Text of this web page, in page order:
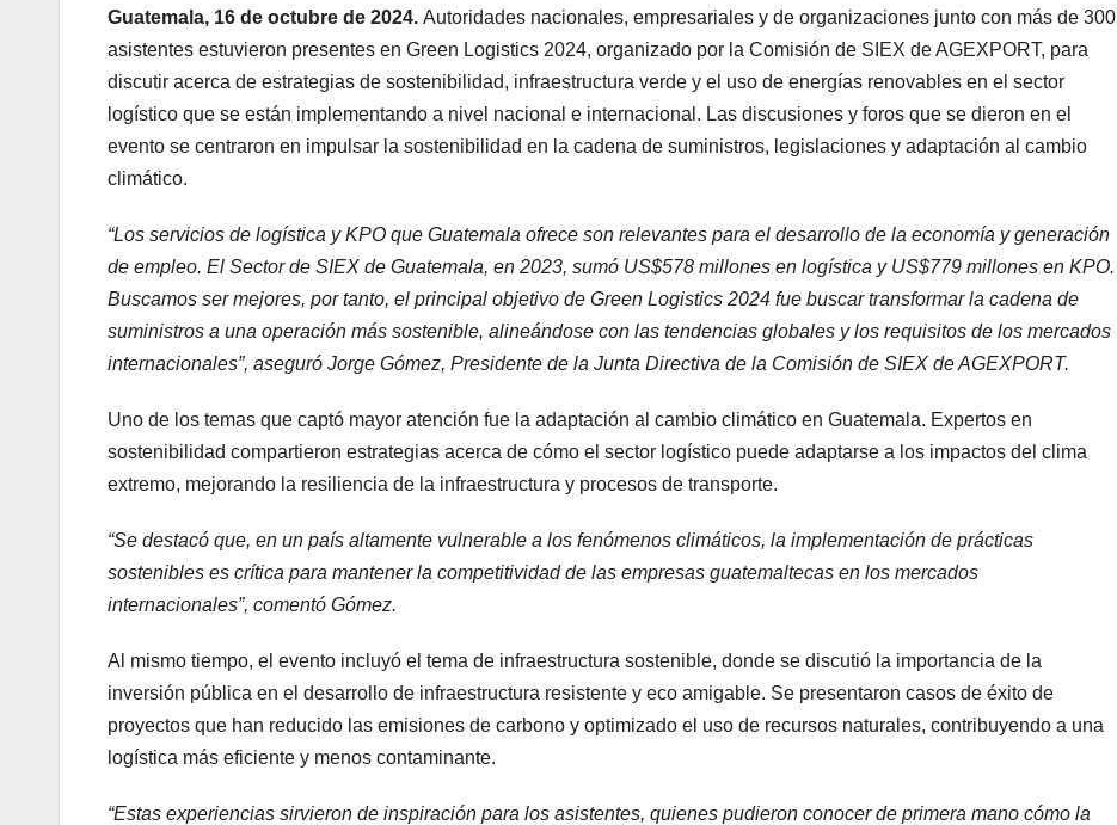
Guatemala, 16 de octubre de 2024. Autoridades nacionales, empresariales y de organizaciones junto con más de 300
asistentes estuvieron presentes en Green Logistics 2024, organizado por la Comisión de SIEX de AGEXPORT, para
discutir acerca de estrategias de sostenibilidad, infraestructura verde y el uso de energías renovables en el sector
logístico que se están implementando a nivel nacional e internacional. Las discusiones y foros que se dieron en el
evento se centraron en impulsar la sostenibilidad en la cadena de suministros, legislaciones y adaptación al cambio
climático.
“Los servicios de logística y KPO que Guatemala ofrece son relevantes para el desarrollo de la economía y generación
de empleo. El Sector de SIEX de Guatemala, en 2023, sumó US$578 millones en logística y US$779 millones en KPO.
Buscamos ser mejores, por tanto, el principal objetivo de Green Logistics 2024 fue buscar transformar la cadena de
suministros a una operación más sostenible, alineándose con las tendencias globales y los requisitos de los mercados
internacionales”, aseguró Jorge Gómez, Presidente de la Junta Directiva de la Comisión de SIEX de AGEXPORT.
Uno de los temas que captó mayor atención fue la adaptación al cambio climático en Guatemala. Expertos en
sostenibilidad compartieron estrategias acerca de cómo el sector logístico puede adaptarse a los impactos del clima
extremo, mejorando la resiliencia de la infraestructura y procesos de transporte.
“Se destacó que, en un país altamente vulnerable a los fenómenos climáticos, la implementación de prácticas
sostenibles es crítica para mantener la competitividad de las empresas guatemaltecas en los mercados
internacionales”, comentó Gómez.
Al mismo tiempo, el evento incluyó el tema de infraestructura sostenible, donde se discutió la importancia de la
inversión pública en el desarrollo de infraestructura resistente y eco amigable. Se presentaron casos de éxito de
proyectos que han reducido las emisiones de carbono y optimizado el uso de recursos naturales, contribuyendo a una
logística más eficiente y menos contaminante.
“Estas experiencias sirvieron de inspiración para los asistentes, quienes pudieron conocer de primera mano cómo la